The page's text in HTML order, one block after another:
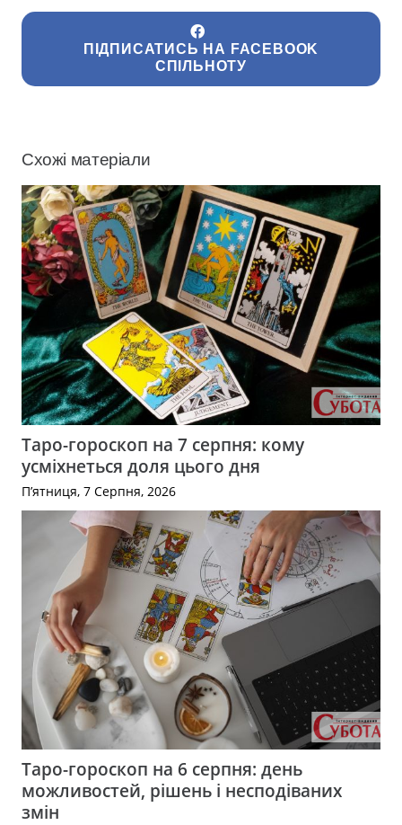
ПІДПИСАТИСЬ НА FACEBOOK
СПІЛЬНОТУ
Схожі матеріали
Таро-гороскоп на 7 серпня: кому
усміхнеться доля цього дня
П’ятниця, 7 Серпня, 2026
Таро-гороскоп на 6 серпня: день
можливостей, рішень і несподіваних
змін